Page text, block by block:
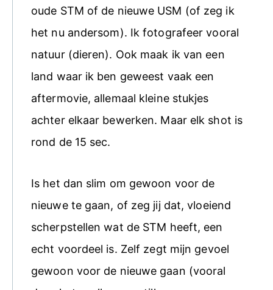
oude STM of de nieuwe USM (of zeg ik
het nu andersom). Ik fotografeer vooral
natuur (dieren). Ook maak ik van een
land waar ik ben geweest vaak een
aftermovie, allemaal kleine stukjes
achter elkaar bewerken. Maar elk shot is
rond de 15 sec.
Is het dan slim om gewoon voor de
nieuwe te gaan, of zeg jij dat, vloeiend
scherpstellen wat de STM heeft, een
echt voordeel is. Zelf zegt mijn gevoel
gewoon voor de nieuwe gaan (vooral